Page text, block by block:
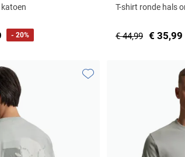
katoen
- 20%
T-shirt ronde hals
€ 44,99 € 35,99
Toevoegen aan favorieten